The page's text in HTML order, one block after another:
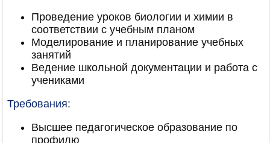
Проведение уроков биологии и химии в
соответствии с учебным планом
Моделирование и планирование учебных
занятий
Ведение школьной документации и работа с
учениками
Требования:
Высшее педагогическое образование по
профилю